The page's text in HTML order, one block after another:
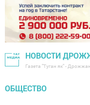
НОВОСТИ
Газета "Туган як" -
ОБЩЕСТВО